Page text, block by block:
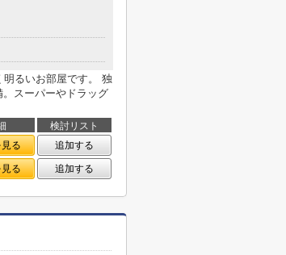
るいお部屋です。 独
スーパーやドラッグ
検討リスト
る
追加する
る 追加する